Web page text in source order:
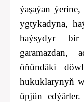
ýaşaýan
ygtykadyna,
haýsydyr
garamazdan,
öňündäki
hukuklarynyň
üpjün